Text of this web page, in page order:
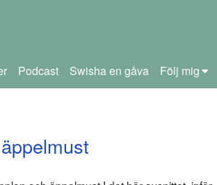
Podcast Swisha en gåva Följ mig